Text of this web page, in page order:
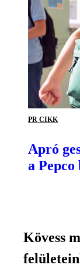
PR CIKK
Apró
a Pepco
Kövess